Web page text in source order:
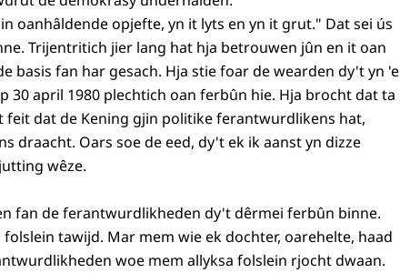
oanhâldende opjefte, yn it lyts en yn it grut." Dat sei ús
Trijentritich jier lang hat hja betrouwen jûn en it oan
basis fan har gesach. Hja stie foar de wearden dy't yn 'e
april 1980 plechtich oan ferbûn hie. Hja brocht dat ta
dat de Kening gjin politike ferantwurdlikens hat,
draacht. Oars soe de eed, dy't ek ik aanst yn dizze
wêze.
fan de ferantwurdlikheden dy't dêrmei ferbûn binne.
tawijd. Mar mem wie ek dochter, oarehelte, haad
woe mem allyksa folslein rjocht dwaan.